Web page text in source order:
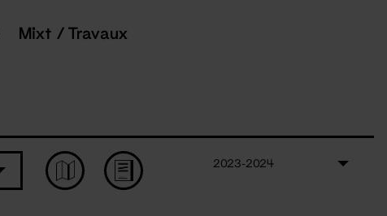
Mixt / Travaux
2023-2024